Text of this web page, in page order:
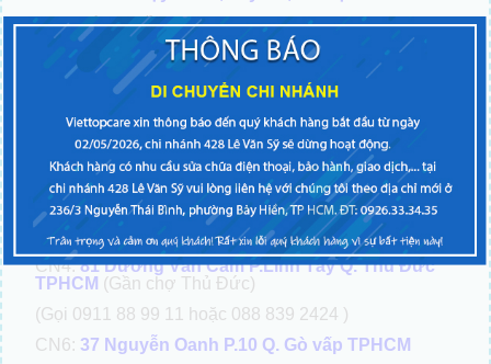
Chi nhánh miền Nam:
54 Xô Viết Nghệ Tĩnh P.19 – Q. Bình Thạnh
TP.HCM
(Gọi 0911 88 99 11 hoặc 088 839 2424 )
CN2:428 Lê Văn Sỹ P.2 Q.Tân bình TPHCM
(Gọi 0911 88 99 11 hoặc 088 839 2424 )
CN3:247-249 Sư Vạn Hạnh P.9 Q.10, Tp.HCM(cạnh
chùa Ấn Quang)
(Gọi 0911 88 99 11 hoặc 088 839 2424 )
CN4:81 Dương Văn Cam P.Linh Tây Q. Thủ Đức
TPHCM (Gần chợ Thủ Đức)
(Gọi 0911 88 99 11 hoặc 088 839 2424 )
CN6: 37 Nguyễn Oanh P.10 Q. Gò vấp TPHCM